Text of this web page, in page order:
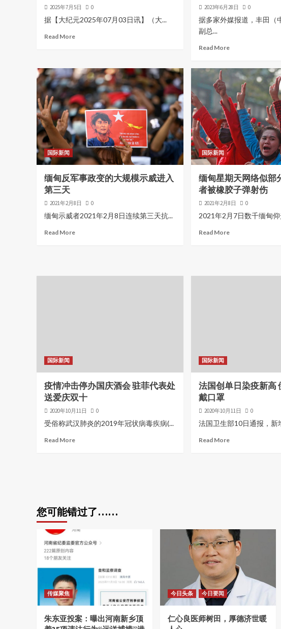
2025年7月5日 0
据【大纪元2025年07月03日讯】（大...
Read More
2023年6月28日 0
据多家外媒报道，丰田（
副总...
Read More
国际新闻
缅甸反军事政变的大规模示威进入
第三天
2021年2月8日 0
缅甸示威者2021年2月8日连续第三天抗...
Read More
国际新闻
缅甸星期天网络似部
者被橡胶子弹射伤
2021年2月8日 0
2021年2月7日数千缅甸
Read More
国际新闻
疫情冲击停办国庆酒会 驻菲代表处
送爱庆双十
2020年10月11日 0
受俗称武汉肺炎的2019年冠状病毒疾病(...
Read More
国际新闻
法国创单日染疫新高
戴口罩
2020年10月11日 0
法国卫生部10日通报，新
Read More
您可能错过了……
传媒聚焦
朱东亚投案：曝出河南新乡顶
今日头条 今日要闻
仁心良医师树田，厚德济世暖